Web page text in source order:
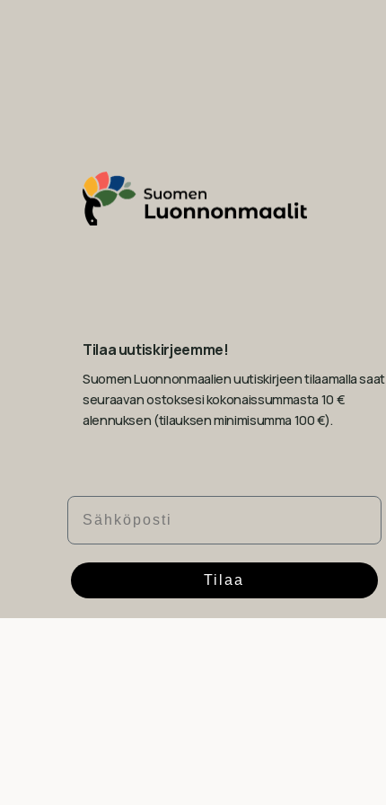
Tilaa uutiskirjeemme!
Suomen Luonnonmaalien uutiskirjeen tilaamalla saat
seuraavan ostoksesi kokonaissummasta 10 €
alennuksen (tilauksen minimisumma 100 €).
Sähköposti
Tilaa